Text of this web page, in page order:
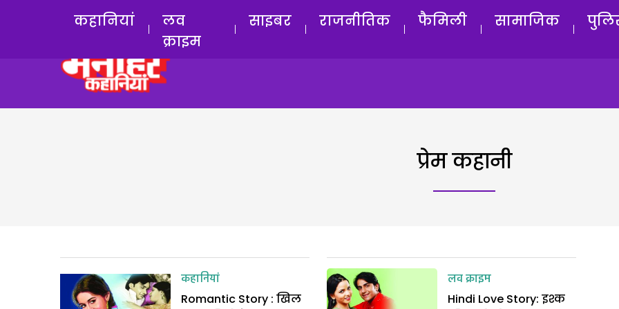
कहानियां
लव
क्राइम
साइबर राजनीतिक फैमिली सामाजिक
प्रेम कहानी
कहानियां
Romantic Story : खिल
लव क्राइम
Hindi Love Story: इश्क